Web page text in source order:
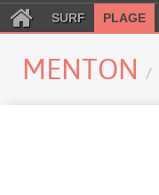
SURF PLAGE
MENTON